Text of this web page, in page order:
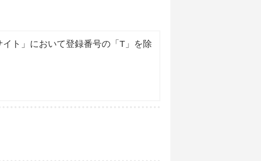
ト」において登録番号の「T」を除